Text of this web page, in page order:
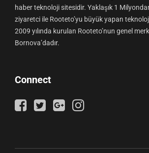
haber teknoloji sitesidir. Yaklaşık 1
ziyaretci ile Rooteto’yu büyük yapan
2009 yılında kurulan Rooteto’nun genel
Bornova’dadır.
Connect